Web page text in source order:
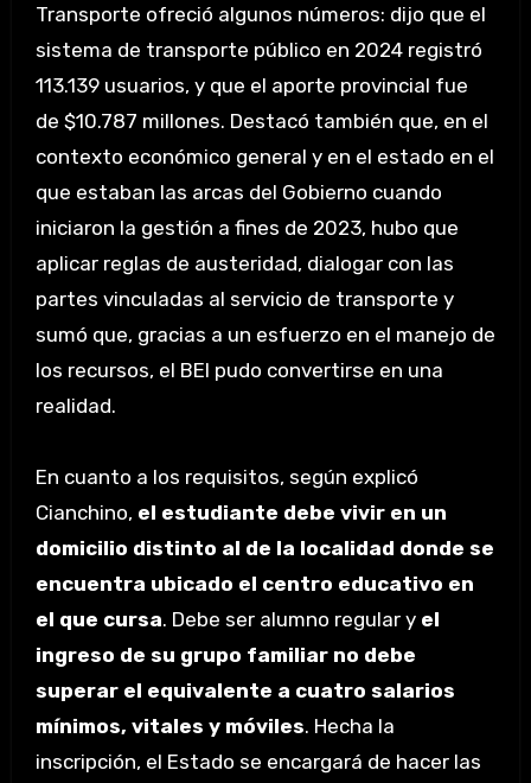
Transporte ofreció algunos números: dijo que el
sistema de transporte público en 2024 registró
113.139 usuarios, y que el aporte provincial fue
de $10.787 millones. Destacó también que, en el
contexto económico general y en el estado en el
que estaban las arcas del Gobierno cuando
iniciaron la gestión a fines de 2023, hubo que
aplicar reglas de austeridad, dialogar con las
partes vinculadas al servicio de transporte y
sumó que, gracias a un esfuerzo en el manejo de
los recursos, el BEI pudo convertirse en una
realidad.
En cuanto a los requisitos, según explicó
Cianchino, el estudiante debe vivir en un
domicilio distinto al de la localidad donde se
encuentra ubicado el centro educativo en
el que cursa. Debe ser alumno regular yel
ingreso de su grupo familiar no debe
superar el equivalente a cuatro salarios
mínimos, vitales y móviles. Hecha la
inscripción, el Estado se encargará de hacer las